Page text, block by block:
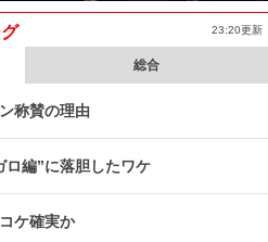
23:20更新
総合
称賛の理由
ロ編”に落胆したワケ
ケ確実か